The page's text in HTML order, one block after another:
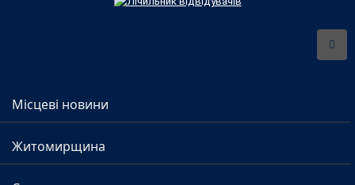
Місцеві новини
Житомирщина